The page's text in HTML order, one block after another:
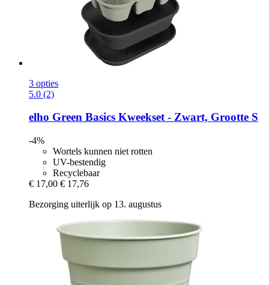
3 opties
5.0 (2)
elho Green Basics Kweekset -​ Zwart, Grootte S
-4%
Wortels kunnen niet rotten
UV-bestendig
Recyclebaar
€ 17,00 € 17,76
Bezorging uiterlijk op 13. augustus